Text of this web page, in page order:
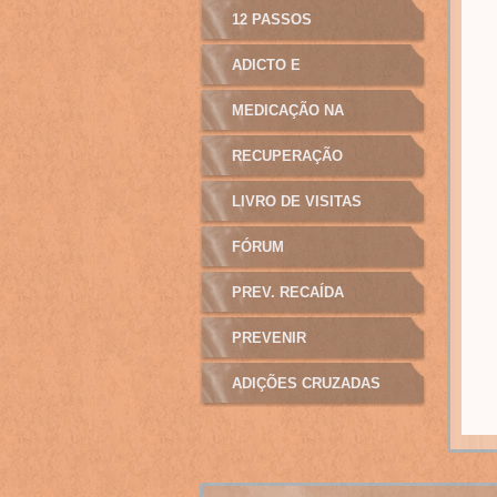
12 PASSOS
ADICTO E
MANIPULAÇÃO
MEDICAÇÃO NA
ADICÇÃO
RECUPERAÇÃO
LIVRO DE VISITAS
FÓRUM
PREV. RECAÍDA
PREVENIR
ADIÇÕES CRUZADAS